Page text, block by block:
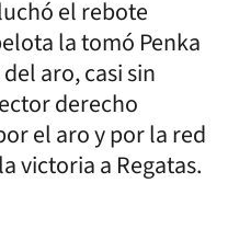
el rebote
la tomó Penka
aro, casi sin
derecho
el aro y por la red
victoria a Regatas.